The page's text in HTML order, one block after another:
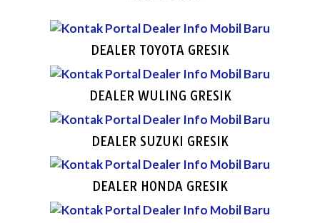
DEALER TOYOTA GRESIK
DEALER WULING GRESIK
DEALER SUZUKI GRESIK
DEALER HONDA GRESIK